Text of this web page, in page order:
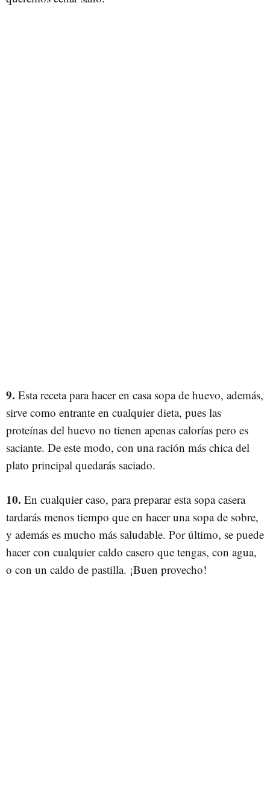
9. Esta receta para hacer en casa sopa de huevo, además,
sirve como entrante en cualquier dieta, pues las
proteínas del huevo no tienen apenas calorías pero es
saciante. De este modo, con una ración más chica del
plato principal quedarás saciado.
10. En cualquier caso, para preparar esta sopa casera
tardarás menos tiempo que en hacer una sopa de sobre,
y además es mucho más saludable. Por último, se puede
hacer con cualquier caldo casero que tengas, con agua,
o con un caldo de pastilla. ¡Buen provecho!